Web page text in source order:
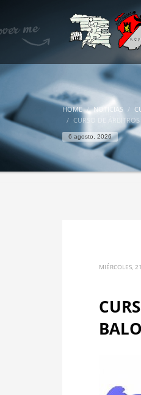
HOME NOTICIAS
CURSO DE
6 agosto, 2026
MIÉRCOLES,